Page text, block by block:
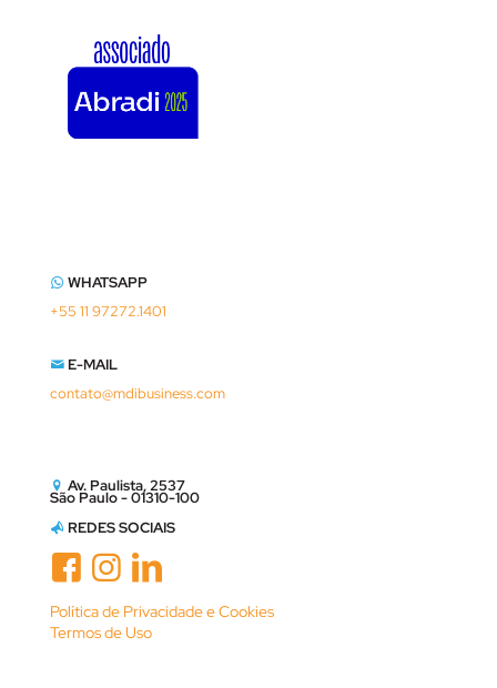
WHATSAPP
+55 11 97272.1401
E-MAIL
contato@mdibusiness.com
Av. Paulista, 2537
São Paulo - 01310-100
REDES SOCIAIS
Política de Privacidade e Cookies
Termos de Uso